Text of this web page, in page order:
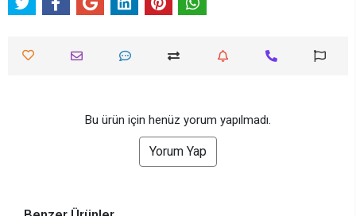
Bu ürün için henüz yorum yapılmadı.
Yorum Yap